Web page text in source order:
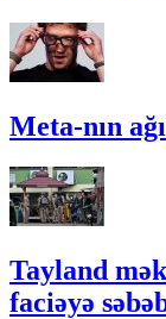
Meta-nın
Tayland
faciəyə